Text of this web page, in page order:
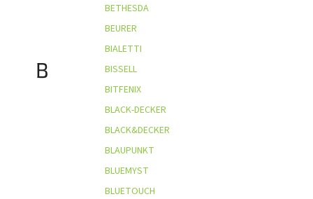
B
BETHESDA
BEURER
BIALETTI
BISSELL
BITFENIX
BLACK-DECKER
BLACK&DECKER
BLAUPUNKT
BLUEMYST
BLUETOUCH